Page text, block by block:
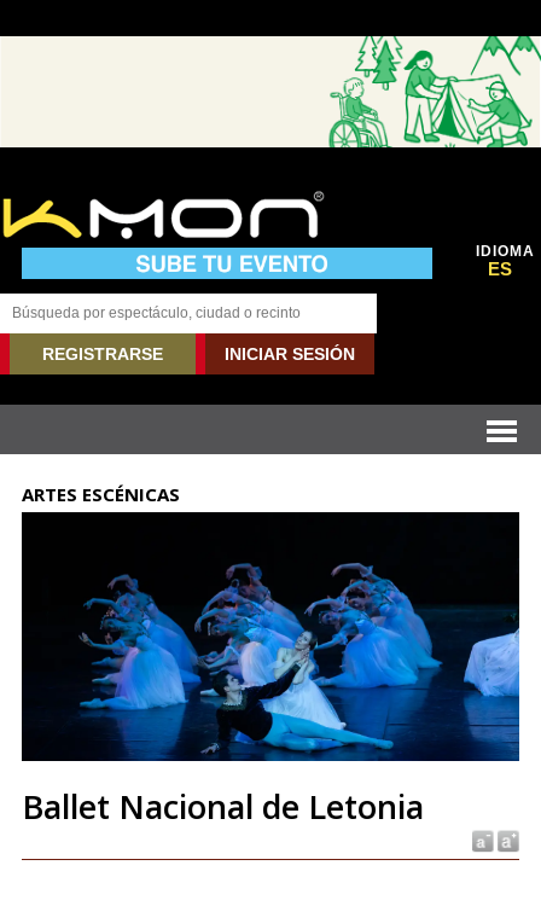
IDIOMA
ES
REGISTRARSE INICIAR SESIÓN
ARTES ESCÉNICAS
Ballet Nacional de Letonia